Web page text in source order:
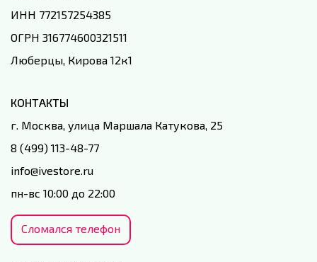
ИНН 772157254385
ОГРН 316774600321511
Люберцы, Кирова 12к1
КОНТАКТЫ
г. Москва, улица Маршала Катукова, 25
8 (499) 113-48-77
info@ivestore.ru
пн-вс 10:00 до 22:00
Сломался телефон